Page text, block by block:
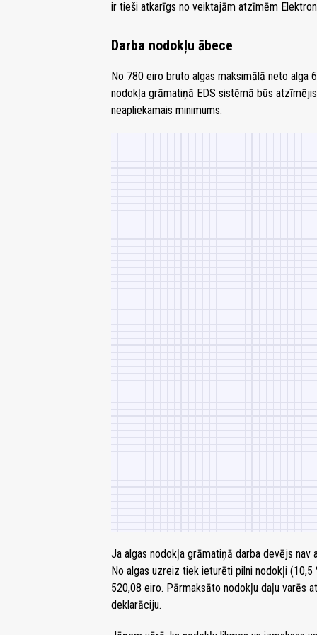
ir tieši atkarīgs no veiktajām atzīmēm
Darba nodokļu ābece
No 780 eiro bruto algas maksimālā neto alga
nodokļa grāmatiņā EDS sistēmā būs
neapliekamais minimums.
Ja algas nodokļa grāmatiņā darba devējs
No algas uzreiz tiek ieturēti pilni nodokļi (10,5
520,08 eiro. Pārmaksāto nodokļu daļu varēs
deklarāciju.